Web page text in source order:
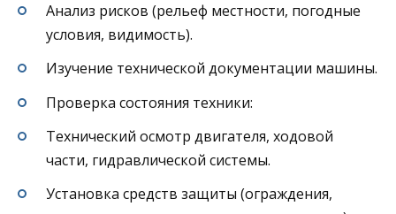
Анализ рисков (рельеф местности, погодные
условия, видимость).
Изучение технической документации машины.
Проверка состояния техники:
Технический осмотр двигателя, ходовой
части, гидравлической системы.
Установка средств защиты (ограждения,